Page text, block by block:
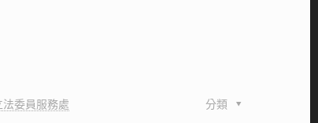
法委員服務處 分類